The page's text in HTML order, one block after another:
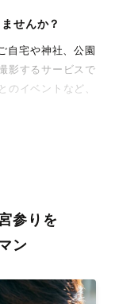
せんか？
自宅や神社、公園
影するサービスで
のイベントなど、
見返したくなるよ
価格設定です。オ
術やホスピタリテ
府県に在籍してい
参りを
ン